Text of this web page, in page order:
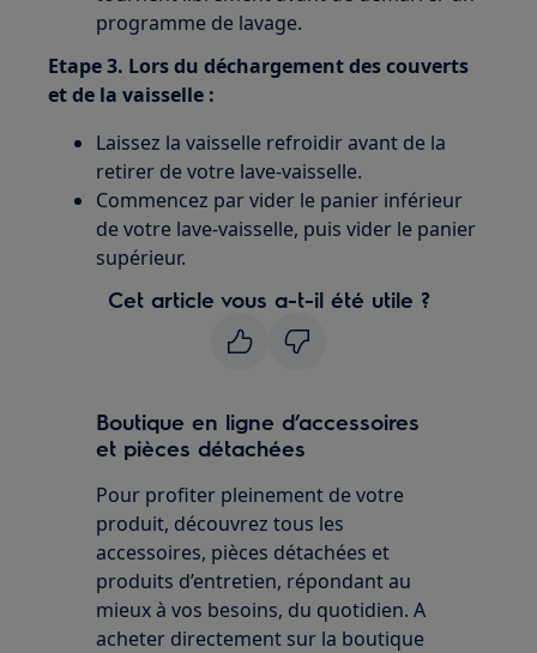
programme de lavage.
Etape 3. Lors du déchargement des couverts
et de la vaisselle :
Laissez la vaisselle refroidir avant de la
retirer de votre lave-vaisselle.
Commencez par vider le panier inférieur
de votre lave-vaisselle, puis vider le panier
supérieur.
Cet article vous a-t-il été utile ?
Boutique en ligne d’accessoires
et pièces détachées
Pour profiter pleinement de votre
produit, découvrez tous les
accessoires, pièces détachées et
produits d’entretien, répondant au
mieux à vos besoins, du quotidien. A
acheter directement sur la boutique